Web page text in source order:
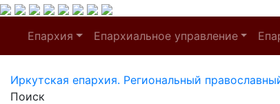
Епархия Епархиальное управление
Иркутская епархия. Региональный
Поиск